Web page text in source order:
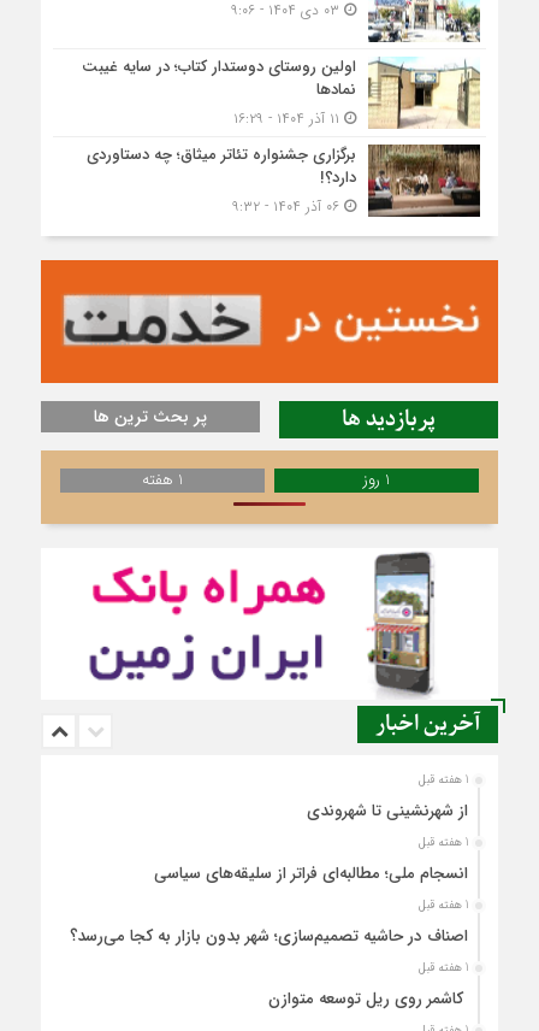
اولین روستای دوستدار کتاب؛ در سایه غیبت
نمادها
برگزاری جشنواره تئاتر میثاق؛ چه دستاوردی
دارد؟!
۰۶ آذر ۱۴۰۴ - ۹:۳۲
پربازدید ها پر بحث ترین ها
1 روز 1 هفته
آخرین اخبار
1 هفته قبل
از شهرنشینی تا شهروندی
1 هفته قبل
انسجام ملی؛ مطالبه‌ای فراتر از سلیقه‌های سیاسی
1 هفته قبل
اصناف در حاشیه تصمیم‌سازی؛ شهر بدون بازار به کجا می‌رسد؟
1 هفته قبل
کاشمر روی ریل توسعه متوازن